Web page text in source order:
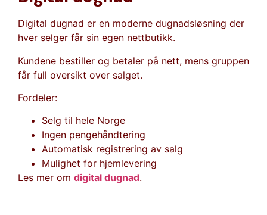
Digital dugnad er en moderne dugnadsløsning der
hver selger får sin egen nettbutikk.
Kundene bestiller og betaler på nett, mens gruppen
får full oversikt over salget.
Fordeler:
Selg til hele Norge
Ingen pengehåndtering
Automatisk registrering av salg
Mulighet for hjemlevering
Les mer om digital dugnad.